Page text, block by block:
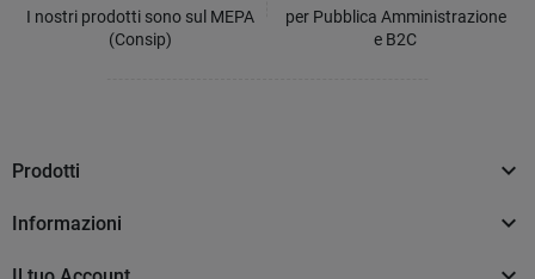
I nostri prodotti sono sul MEPA
(Consip)
per Pubblica Amministrazione
e B2C
Prodotti 
Informazioni 